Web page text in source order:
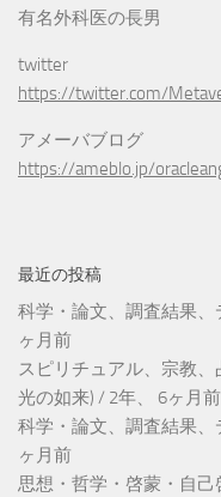
有名外科医の長男
twitter
https://twitter.com/
アメーバブログ
https://ameblo.jp/
最近の投稿
科学・論文、調査結果、
ヶ月前
スピリチュアル、宗教
光の如来) / 2年、 6ヶ月前
科学・論文、調査結果、
ヶ月前
思想・哲学・啓蒙・自